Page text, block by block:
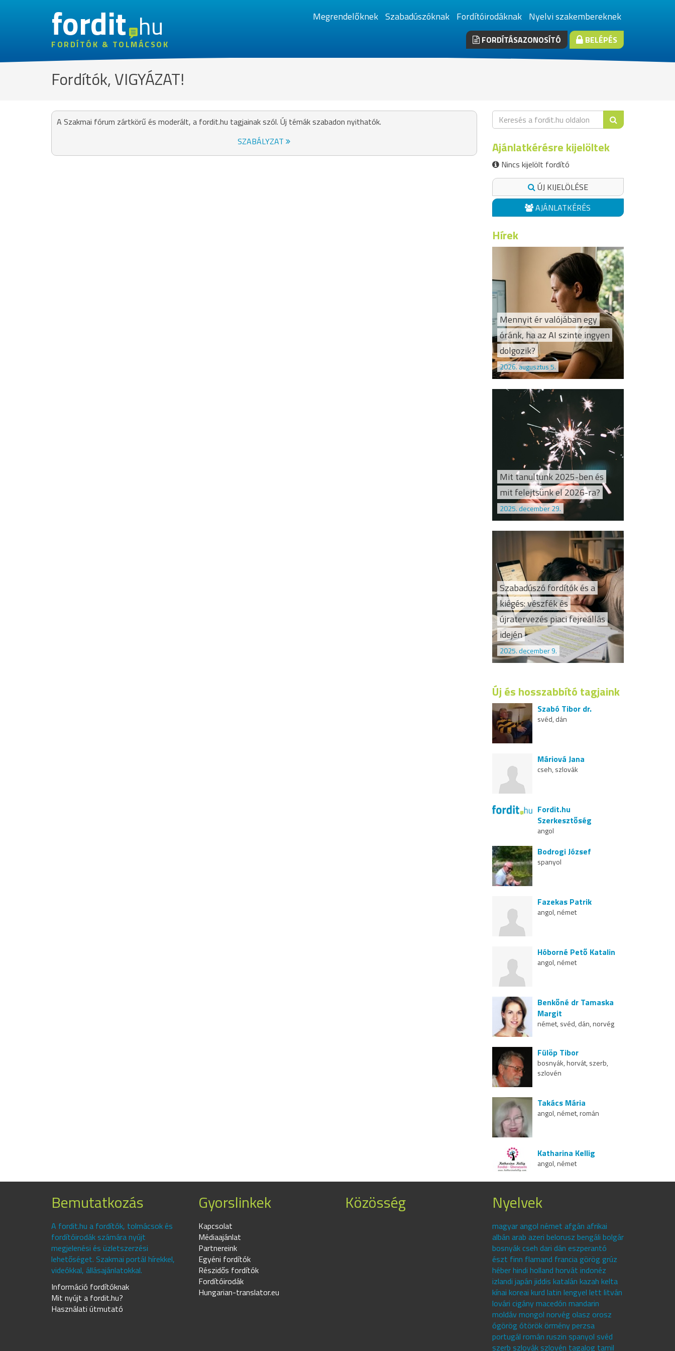
fordithu
FORDÍTÓK & TOLMÁCSOK
Megrendelőknek Szabadúszóknak Fordítóirodáknak Nyelvi szakembereknek
FORDÍTÁSAZONOSÍTÓ BELÉPÉS
Fordítók, VIGYÁZAT!
A Szakmai fórum zártkörű és moderált, a fordit.hu tagjainak szól. Új témák szabadon nyithatók.
SZABÁLYZAT
Ajánlatkérésre kijelöltek
Nincs kijelölt fordító
ÚJ KIJELÖLÉSE
AJÁNLATKÉRÉS
Hírek
Mennyit ér valójában egy
óránk, ha az AI szinte ingyen
dolgozik?
2026. augusztus 5.
Mit tanultunk 2025-ben és
mit felejtsünk el 2026-ra?
2025. december 29.
Szabadúszó fordítók és a
kiégés: vészfék és
újratervezés piaci fejreállás
idején
2025. december 9.
Új és hosszabbító tagjaink
Szabó Tibor dr.
svéd, dán
Máriová Jana
cseh, szlovák
Fordit.hu
Szerkesztőség
angol
Bodrogi József
spanyol
Fazekas Patrik
angol, német
Hóborné Pető Katalin
angol, német
Benkőné dr Tamaska
Margit
német, svéd, dán, norvég
Fülöp Tibor
bosnyák, horvát, szerb,
szlovén
Takács Mária
angol, német, román
Katharina Kellig
angol, német
Bemutatkozás
A fordit.hu a fordítók, tolmácsok és
fordítóirodák számára nyújt
megjelenési és üzletszerzési
lehetőséget. Szakmai portál hírekkel,
videókkal, állásajánlatokkal.
Információ fordítóknak
Mit nyújt a fordit.hu?
Használati útmutató
Gyorslinkek
Kapcsolat
Médiaajánlat
Partnereink
Egyéni fordítók
Részidős fordítók
Fordítóirodák
Hungarian-translator.eu
Közösség Nyelvek
magyar angol német afgán afrikai
albán arab azeri belorusz bengáli bolgár
bosnyák cseh dari dán eszperantó
észt finn flamand francia görög grúz
héber hindi holland horvát indonéz
izlandi japán jiddis katalán kazah kelta
kínai koreai kurd latin lengyel lett litván
lovári cigány macedón mandarin
moldáv mongol norvég olasz orosz
ógörög ótörök örmény perzsa
portugál román ruszin spanyol svéd
szerb szlovák szlovén tagalog tamil